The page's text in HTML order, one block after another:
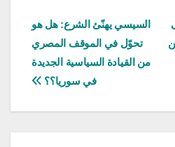
السيسي يهنّئ الشرع: هل هو
تحوّل في الموقف المصري
من القيادة السياسية الجديدة
في سوريا؟؟